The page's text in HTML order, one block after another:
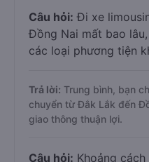
Câu hỏi: Đi xe
Đồng Nai mất bao
các loại phương tiện
Trả lời: Trung bình, bạn
chuyển từ Đắk Lắk đến
giao thông thuận lợi.
Câu hỏi: Khoảng